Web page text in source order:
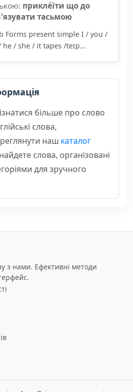
прикле́їти що до
тасьмою
Forms present simple I / you /
/ she / it tapes /teɪp...
більше про слово
слова,
наш каталог
слова, організовані
для зручного
з нами. Ефективні методи